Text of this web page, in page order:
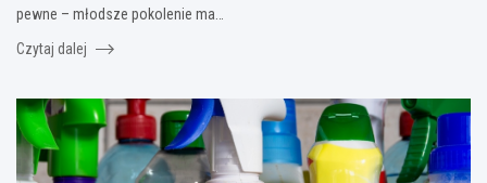
pewne – młodsze pokolenie ma…
Czytaj dalej